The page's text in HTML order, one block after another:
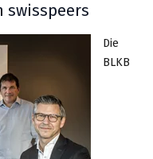
swisspeers
Die
BLKB